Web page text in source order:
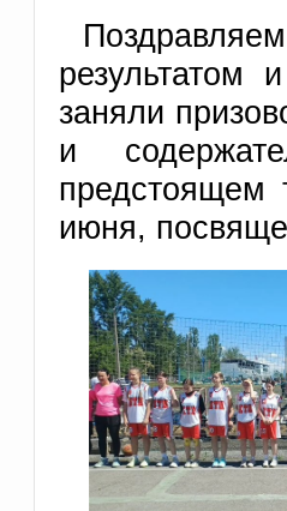
заняли
и
предстоящем
июня,